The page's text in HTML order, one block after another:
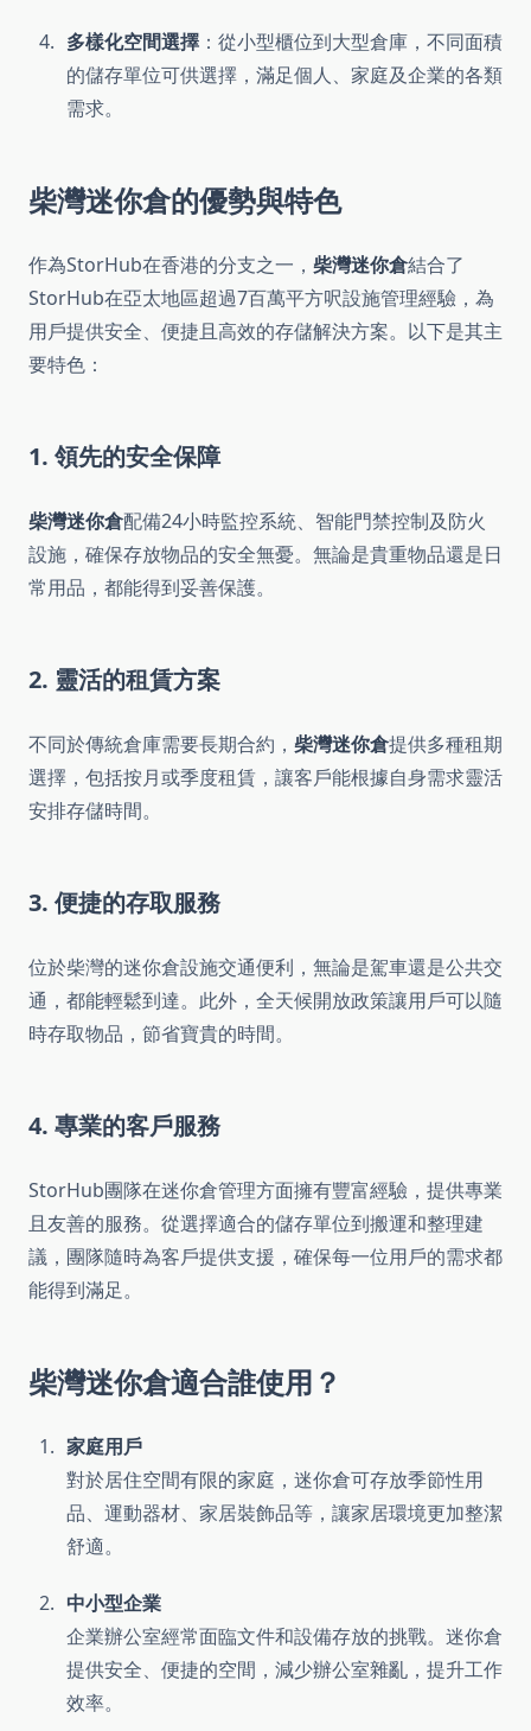
多樣化空間選擇 ：從小型櫃位到大型倉庫，不同面積
的儲存單位可供選擇，滿足個人、家庭及企業的各類
需求。
柴灣迷你倉的優勢與特色
作為StorHub在香港的分支之一， 柴灣迷你倉結合了
StorHub在亞太地區超過7百萬平方呎設施管理經驗，為
用戶提供安全、便捷且高效的存儲解決方案。以下是其主
要特色：
1. 領先的安全保障
柴灣迷你倉配備24小時監控系統、智能門禁控制及防火
設施，確保存放物品的安全無憂。無論是貴重物品還是日
常用品，都能得到妥善保護。
2. 靈活的租賃方案
不同於傳統倉庫需要長期合約， 柴灣迷你倉提供多種租期
選擇，包括按月或季度租賃，讓客戶能根據自身需求靈活
安排存儲時間。
3. 便捷的存取服務
位於柴灣的迷你倉設施交通便利，無論是駕車還是公共交
通，都能輕鬆到達。此外，全天候開放政策讓用戶可以隨
時存取物品，節省寶貴的時間。
4. 專業的客戶服務
StorHub團隊在迷你倉管理方面擁有豐富經驗，提供專業
且友善的服務。從選擇適合的儲存單位到搬運和整理建
議，團隊隨時為客戶提供支援，確保每一位用戶的需求都
能得到滿足。
柴灣迷你倉適合誰使用？
家庭用戶
對於居住空間有限的家庭，迷你倉可存放季節性用
品、運動器材、家居裝飾品等，讓家居環境更加整潔
舒適。
中小型企業
企業辦公室經常面臨文件和設備存放的挑戰。迷你倉
提供安全、便捷的空間，減少辦公室雜亂，提升工作
效率。